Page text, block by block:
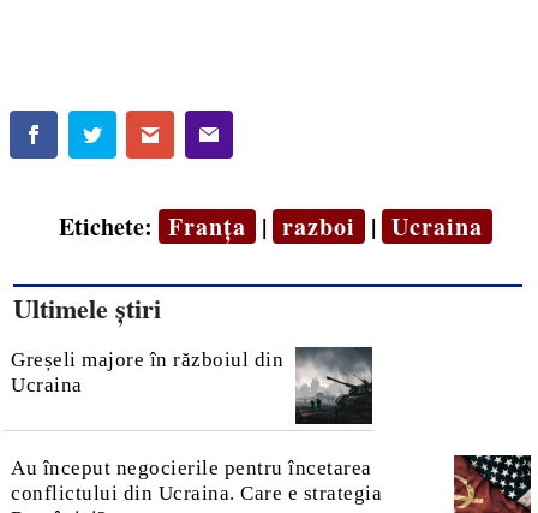
Etichete: Franța | razboi | Ucraina
Ultimele știri
Greșeli majore în războiul din
Ucraina
Au început negocierile pentru încetarea
conflictului din Ucraina. Care e strategia